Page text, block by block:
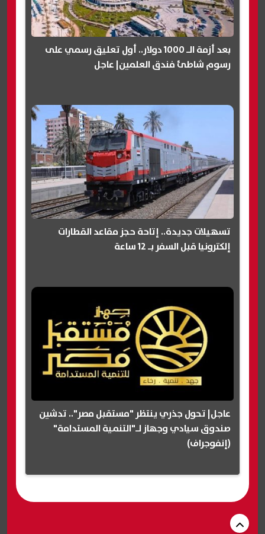
بعد أزمة الـ 1000 دولار.. أول تعليق رسمي على
رسوم شاطئ فندق العلمين| عاجل
تسهيلات جديدة.. إتاحة حجز مقاعد القطارات
إلكترونيا قبل السفر بـ 12 ساعة
عاجل| تحول جذري ينتظر "مستقبل مصر".. تدشين
صندوق سيادي وجهاز لـ"التنمية المستدامة"
(إنفوجراف)